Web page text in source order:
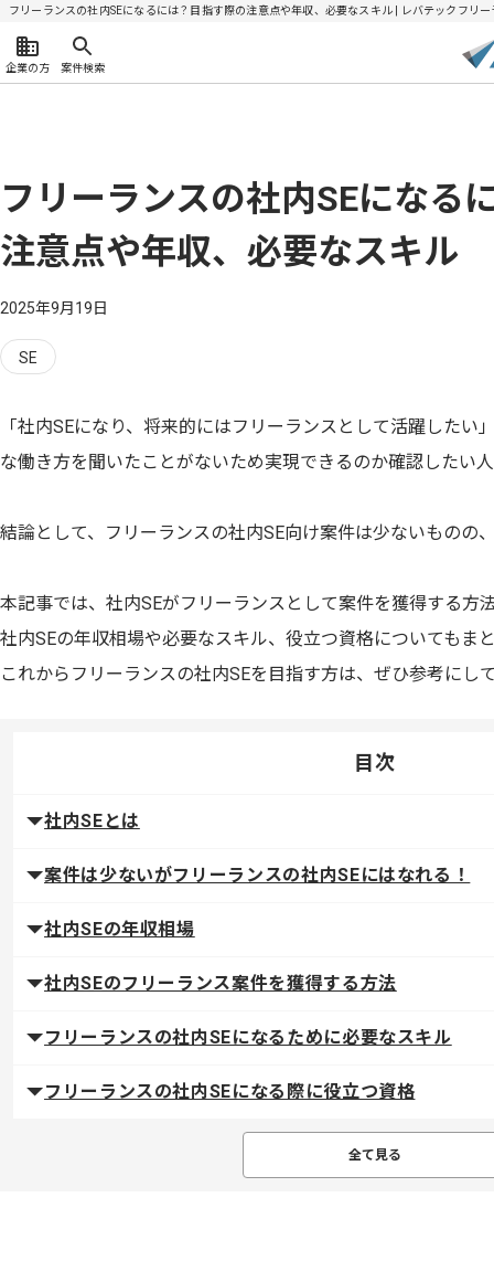
フリーランスの社内SEになるには？目指す際の注意点や年収、必要なスキル | レバテックフリー
企業の方 案件検索
フリーランスの社内SEになる
注意点や年収、必要なスキル
2025年9月19日
SE
「社内SEになり、将来的にはフリーランスとして活躍したい
な働き方を聞いたことがないため実現できるのか確認したい
結論として、フリーランスの社内SE向け案件は少ないものの
本記事では、社内SEがフリーランスとして案件を獲得する方
社内SEの年収相場や必要なスキル、役立つ資格についてもま
これからフリーランスの社内SEを目指す方は、ぜひ参考にし
目次
社内SEとは
案件は少ないがフリーランスの社内SEにはなれる！
社内SEの年収相場
社内SEのフリーランス案件を獲得する方法
フリーランスの社内SEになるために必要なスキル
フリーランスの社内SEになる際に役立つ資格
全て見る